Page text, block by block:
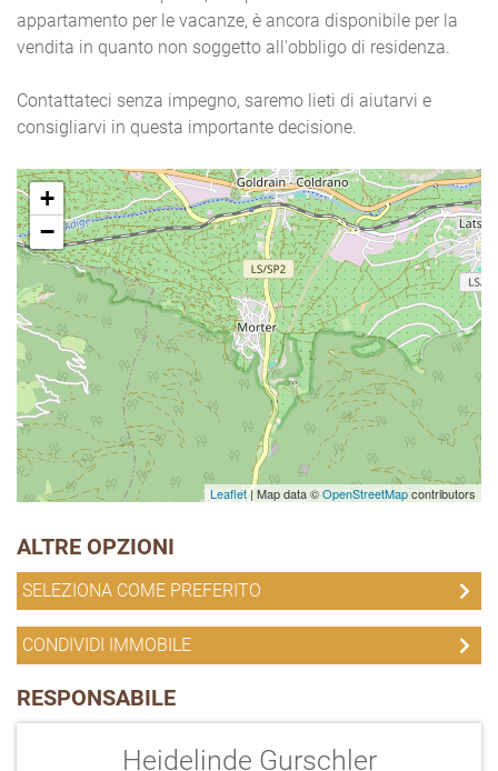
appartamento per le vacanze, è ancora disponibile per la
vendita in quanto non soggetto all'obbligo di residenza.
Contattateci senza impegno, saremo lieti di aiutarvi e
consigliarvi in questa importante decisione.
+
−
Leaflet| Map data ©OpenStreetMapcontributors
ALTRE OPZIONI
SELEZIONA COME PREFERITO
CONDIVIDI IMMOBILE
RESPONSABILE
Heidelinde Gurschler